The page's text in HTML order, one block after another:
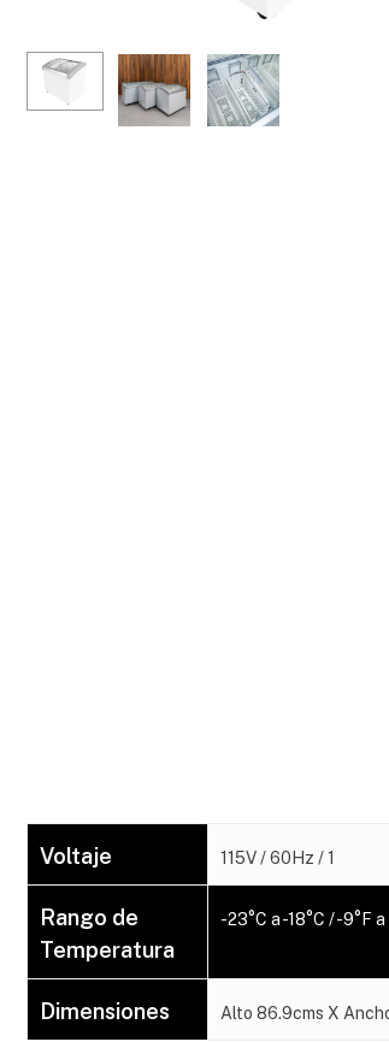
Voltaje 115V / 60Hz / 1
Rango de
Temperatura
-23°C a -18°C / -9°F a
Dimensiones Alto 86.9cms X